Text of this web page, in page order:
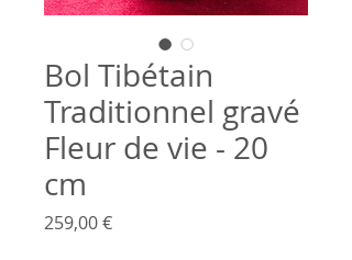
Bol Tibétain
Traditionnel gravé
Fleur de vie - 20
cm
259,00 €Prix